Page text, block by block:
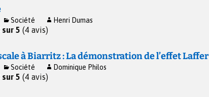
Société Henri Dumas
sur 5 (4 avis)
à Biarritz : La démonstration de l’effet Laffer
Société Dominique Philos
sur 5 (4 avis)